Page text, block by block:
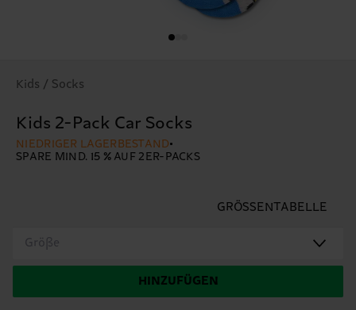
Kids / Socks
Kids 2-Pack Car Socks
NIEDRIGER LAGERBESTAND
SPARE MIND. 15 % AUF 2ER-PACKS
GRÖSSENTABELLE
Größe
HINZUFÜGEN